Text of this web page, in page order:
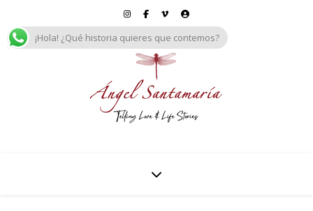
¡Hola! ¿Qué historia quieres que contemos?